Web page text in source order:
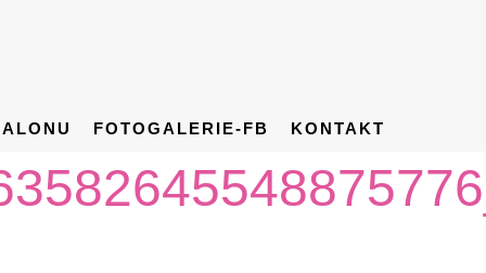
FOTOGALERIE-FB KONTAKT